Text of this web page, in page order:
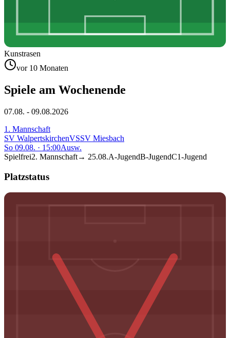
Kunstrasen
vor 10 Monaten
Spiele am Wochenende
07.08. - 09.08.2026
1. Mannschaft
SV WalpertskirchenVSSV Miesbach
So 09.08. · 15:00Ausw.
Spielfrei2. Mannschaft→ 25.08.A-JugendB-JugendC1-Jugend
Platzstatus